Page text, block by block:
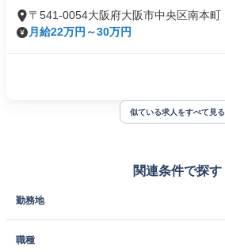
〒541-0054大阪府大阪市中央区南本町
月給22万円～30万円
似ている求人をすべて見る
関連条件で探す
勤務地
職種